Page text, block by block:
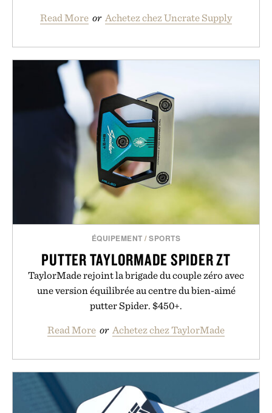
Read More or Achetez chez Uncrate Supply
ÉQUIPEMENT /SPORTS
PUTTER TAYLORMADE SPIDER ZT
TaylorMade rejoint la brigade du couple zéro avec
une version équilibrée au centre du bien-aimé
putter Spider. $450+.
Read More or Achetez chez TaylorMade